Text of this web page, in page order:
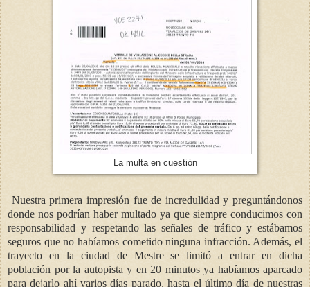
La multa en cuestión
Nuestra primera impresión fue de incredulidad y preguntándonos
donde nos podrían haber multado ya que siempre conducimos con
responsabilidad y respetando las señales de tráfico y estábamos
seguros que no habíamos cometido ninguna infracción. Además, el
trayecto en la ciudad de Mestre se limitó a entrar en dicha
población por la autopista y en 20 minutos ya habíamos aparcado
para dejarlo ahí varios días parado, hasta el último día de nuestras